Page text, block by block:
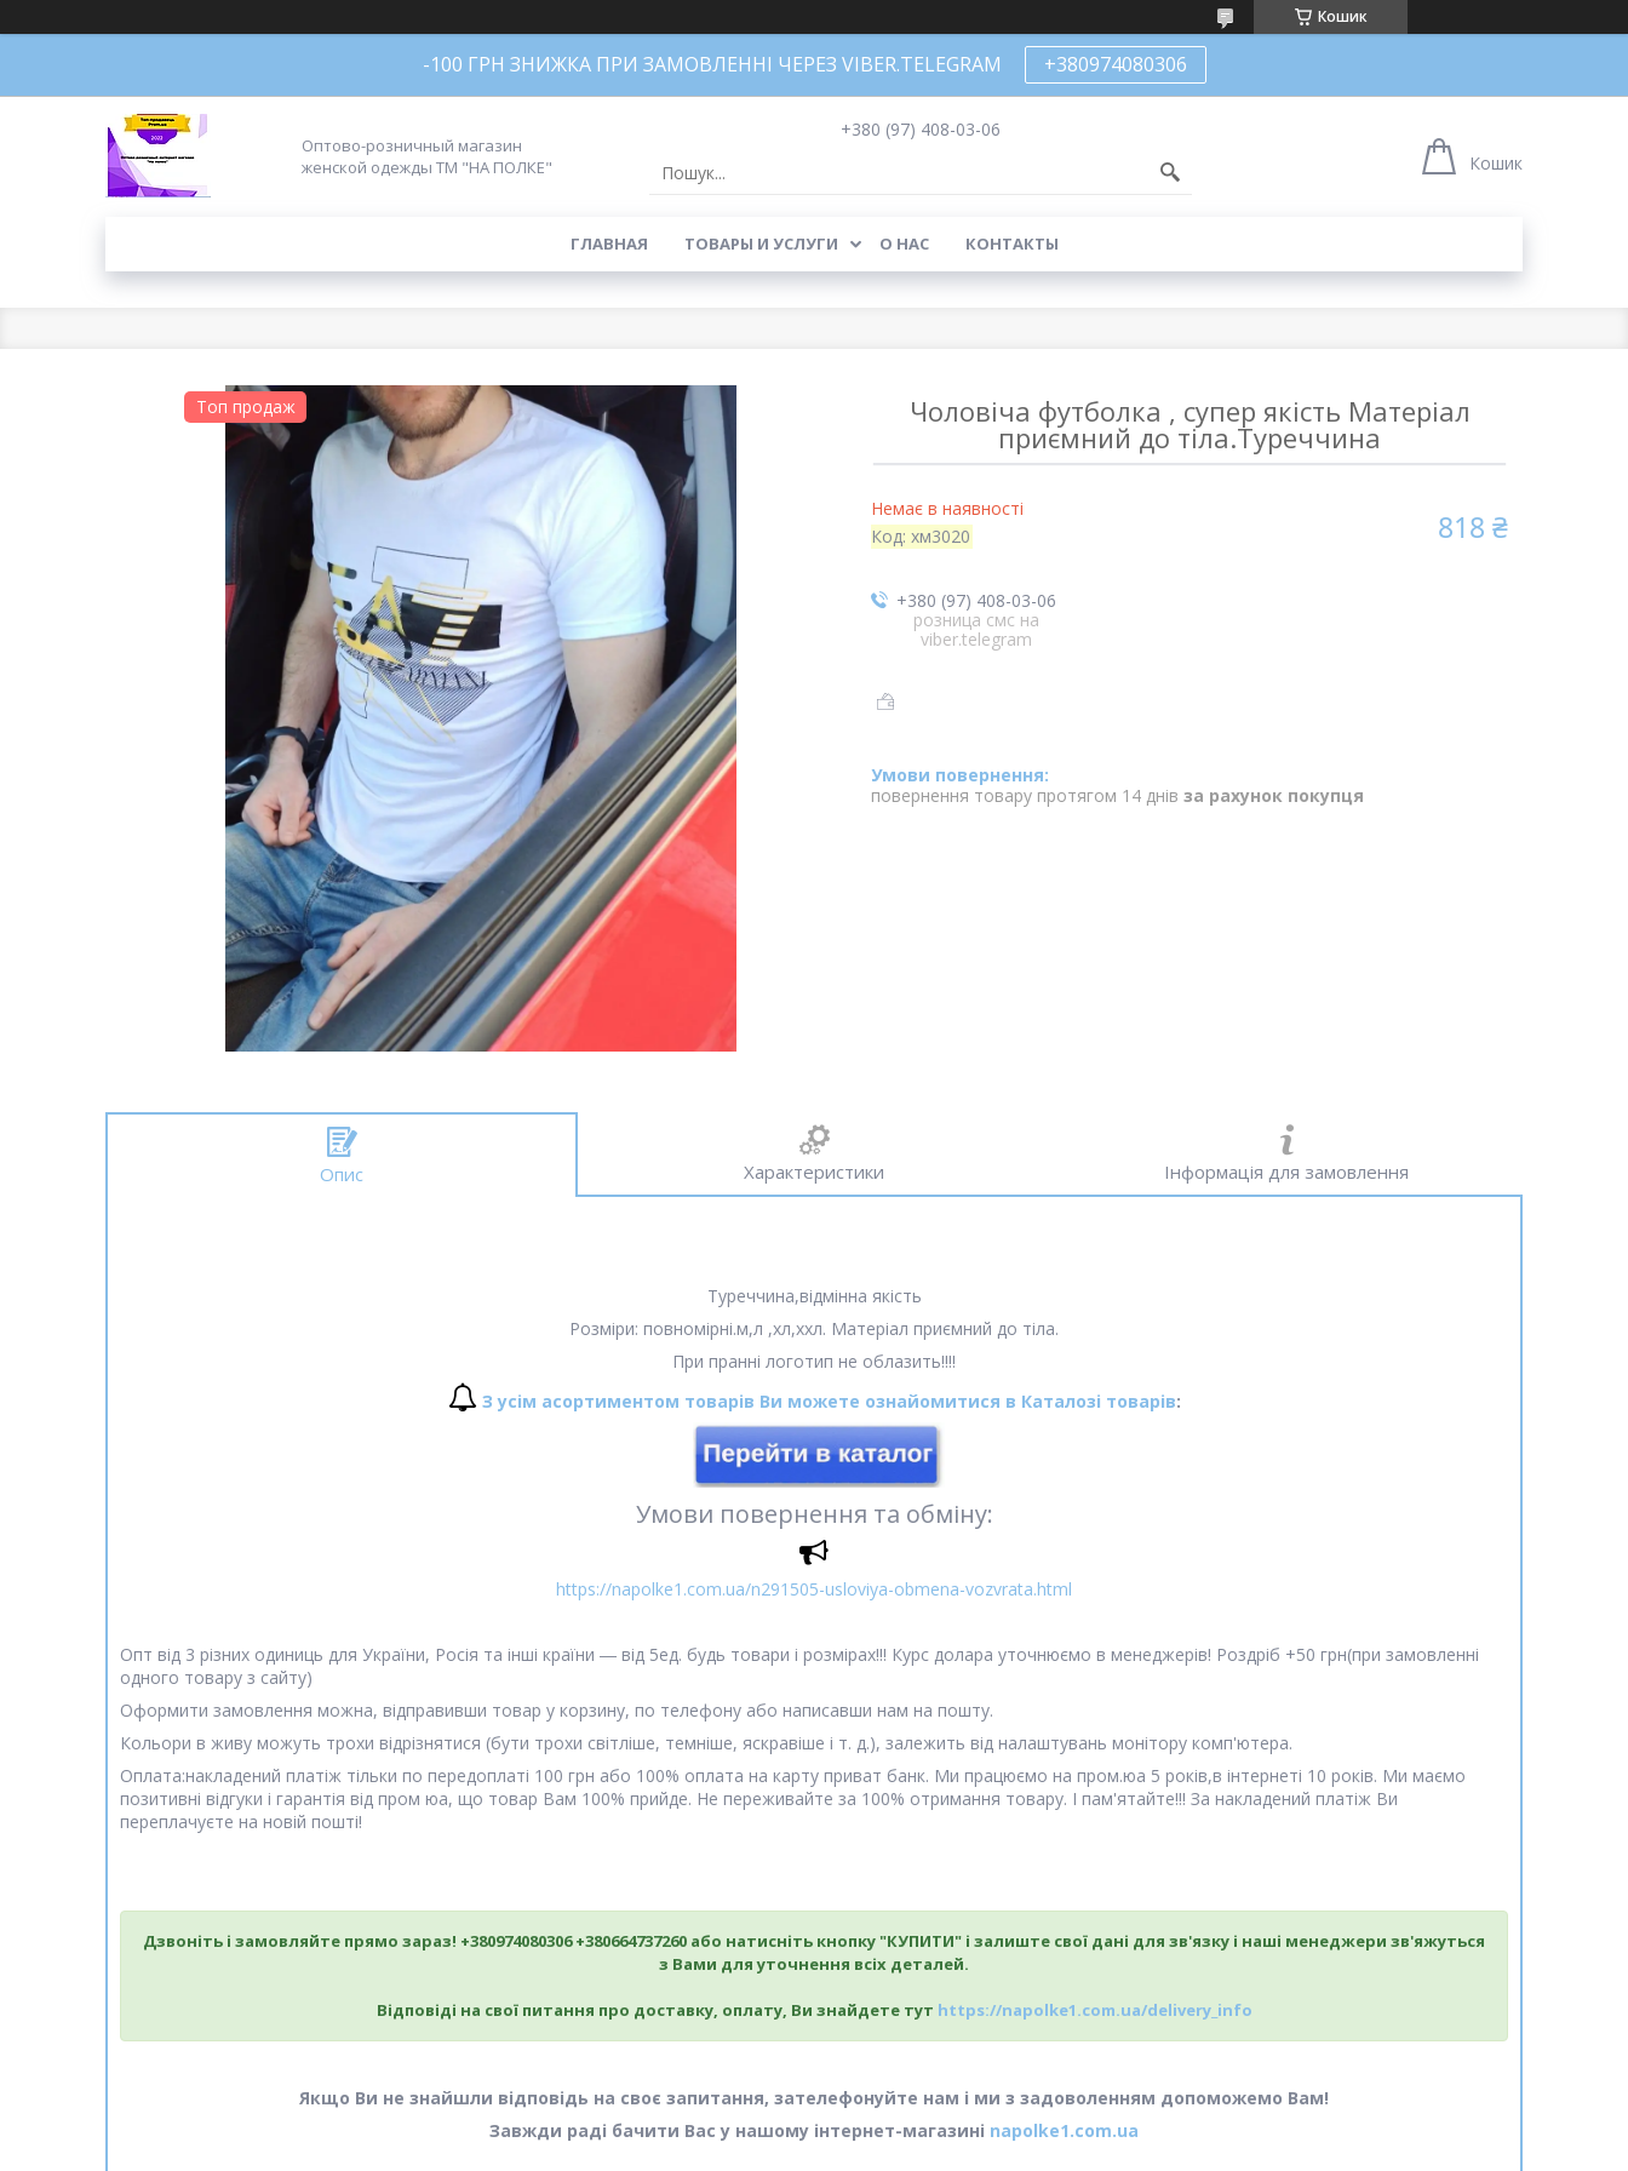
Кошик
-100 ГРН ЗНИЖКА ПРИ ЗАМОВЛЕННІ ЧЕРЕЗ VIBER.TELEGRAM +380974080306
Оптово-розничный магазин
женской одежды ТМ "НА ПОЛКЕ"
+380 (97) 408-03-06
Кошик
ГЛАВНАЯ ТОВАРЫ И УСЛУГИ О НАС КОНТАКТЫ
Топ продаж Чоловіча футболка , супер якість Матеріал
приємний до тіла.Туреччина
Немає в наявності
Код: хм3020 818 ₴
+380 (97) 408-03-06
розница смс на
viber.telegram
повернення товару протягом 14 днів за рахунок покупця
Опис Характеристики Інформація для замовлення
Туреччина,відмінна якість
Розміри: повномірні.м,л ,хл,ххл. Матеріал ️приємний до тіла.
При пранні логотип не облазить!!!!
З усім асортиментом товарів Ви можете ознайомитися в Каталозі товарів:
Умови повернення та обміну:
https://napolke1.com.ua/n291505-usloviya-obmena-vozvrata.html
Опт від 3 різних одиниць для України, Росія та інші країни ― від 5ед. будь товари і розмірах!!! Курс долара уточнюємо в менеджерів! Роздріб +50 грн(при замовленні
одного товару з сайту)
Оформити замовлення можна, відправивши товар у корзину, по телефону або написавши нам на пошту.
Кольори в живу можуть трохи відрізнятися (бути трохи світліше, темніше, яскравіше і т. д.), залежить від налаштувань монітору комп'ютера.
Оплата:накладений платіж тільки по передоплаті 100 грн або 100% оплата на карту приват банк. Ми працюємо на пром.юа 5 років,в інтернеті 10 років. Ми маємо
позитивні відгуки і гарантія від пром юа, що товар Вам 100% прийде. Не переживайте за 100% отримання товару. І пам'ятайте!!! За накладений платіж Ви
переплачуєте на новій пошті!
Дзвоніть і замовляйте прямо зараз! +380974080306 +380664737260 або натисніть кнопку "КУПИТИ" і залиште свої дані для зв'язку і наші менеджери зв'яжуться
з Вами для уточнення всіх деталей.
Відповіді на свої питання про доставку, оплату, Ви знайдете тут https://napolke1.com.ua/delivery_info
Якщо Ви не знайшли відповідь на своє запитання, зателефонуйте нам і ми з задоволенням допоможемо Вам!
Завжди раді бачити Вас у нашому інтернет-магазині napolke1.com.ua